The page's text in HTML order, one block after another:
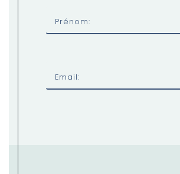
Prénom:
Email: